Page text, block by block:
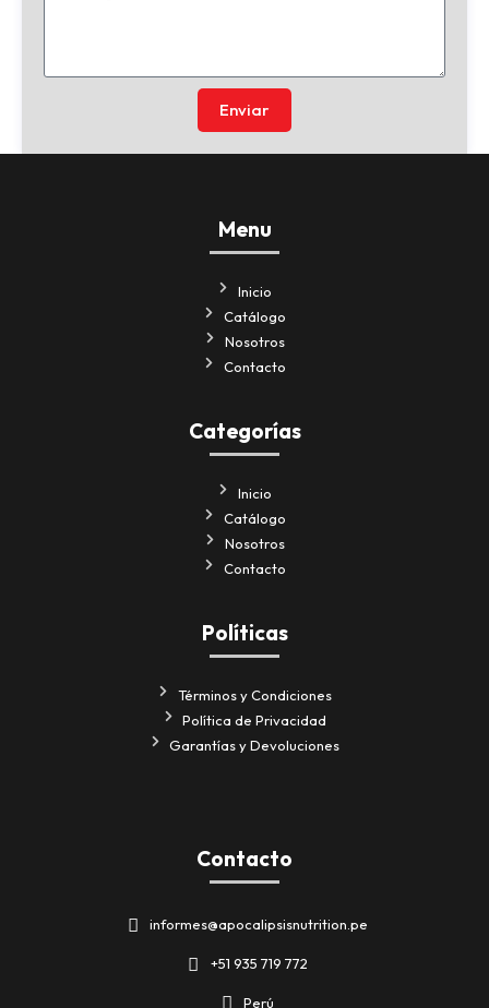
Enviar
Menu
Inicio
Catálogo
Nosotros
Contacto
Categorías
Inicio
Catálogo
Nosotros
Contacto
Políticas
Términos y Condiciones
Política de Privacidad
Garantías y Devoluciones
Contacto
informes@apocalipsisnutrition.pe
+51 935 719 772
Perú